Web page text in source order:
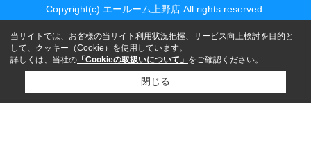
Copyright(c) エールーム上野店 All rights reserved.
当サイトでは、お客様の当サイト利用状況把握、サービス向上検討を目的と
して、クッキー（Cookie）を使用しています。
詳しくは、当社の 「Cookieの取扱いについて」 をご確認ください。
閉じる